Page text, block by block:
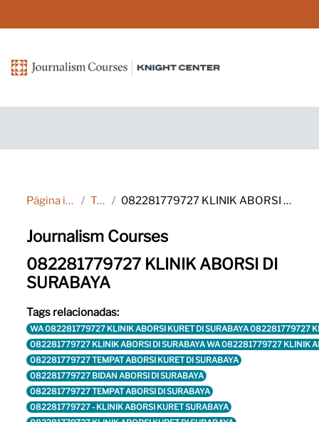
Página inicial Tags 082281779727 KLINIK ABORSI DI SURABAYA
Journalism Courses
082281779727 KLINIK ABORSI DI
SURABAYA
Tags relacionadas:
WA 082281779727 KLINIK ABORSI KURET DI SURABAYA 082281779727
082281779727 KLINIK ABORSI DI SURABAYA WA 082281779727 KLINIK
082281779727 TEMPAT ABORSI KURET DI SURABAYA
082281779727 BIDAN ABORSI DI SURABAYA
082281779727 TEMPAT ABORSI DI SURABAYA
082281779727 - KLINIK ABORSI KURET SURABAYA